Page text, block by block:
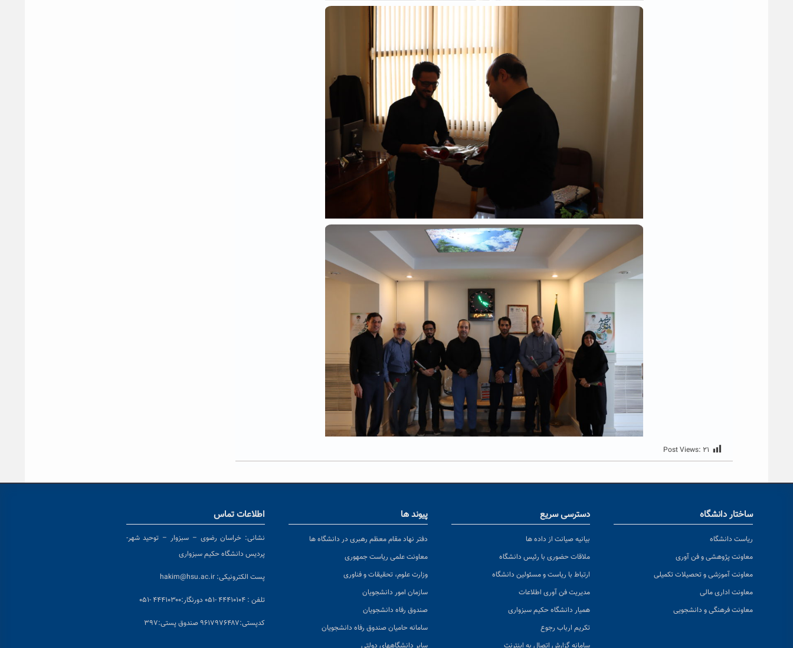
Post Views: ۲۱
ساختار دانشگاه
ریاست دانشگاه
معاونت پژوهشی و فن آوری
معاونت آموزشی و تحصیلات تکمیلی
معاونت اداری مالی
معاونت فرهنگی و دانشجویی
دسترسی سریع
بیانیه صیانت از داده ها
ملاقات حضوری با رئیس دانشگاه
ارتباط با ریاست و مسئولین دانشگاه
مدیریت فن آوری اطلاعات
همیار دانشگاه حکیم سبزواری
تکریم ارباب رجوع
سامانه گزارش اتصال به اینترنت
پیوند ها
دفتر نهاد مقام معظم رهبری در دانشگاه ها
معاونت علمی ریاست جمهوری
وزارت علوم، تحقیقات و فناوری
سازمان امور دانشجویان
صندوق رفاه دانشجویان
سامانه حامیان صندوق رفاه دانشجویان
سایر دانشگاههای دولتی
اطلاعات تماس
نشانی: خراسان رضوی – سبزوار – توحید شهر-
پردیس دانشگاه حکیم سبزواری
پست الکترونیکی: hakim@hsu.ac.ir
تلفن : ۴۴۴۱۰۱۰۴ -۰۵۱ دورنگار:۴۴۴۱۰۳۰۰ -۰۵۱
کدپستی:۹۶۱۷۹۷۶۴۸۷ صندوق پستی:۳۹۷